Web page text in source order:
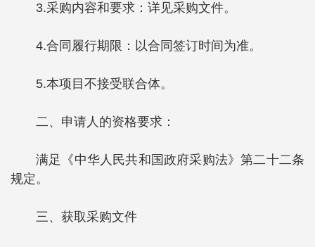
3.采购内容和要求：详见采购文件。
4.合同履行期限：以合同签订时间为准。
5.本项目不接受联合体。
二、申请人的资格要求：
满足《中华人民共和国政府采购法》第二十二条
规定。
三、获取采购文件